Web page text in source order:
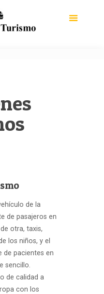
de la
de pasajeros en
otra, taxis,
los niños, y el
de pacientes en
sencillo.
de calidad a
con los